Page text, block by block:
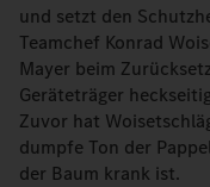
und setzt den
Teamchef Konrad
Mayer beim
Geräteträger
Zuvor hat
dumpfe Ton der
der Baum krank ist.